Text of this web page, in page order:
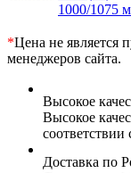
1000/1075
*Цена не является
менеджеров сайта.
Высокое
Высокое
Доставка по